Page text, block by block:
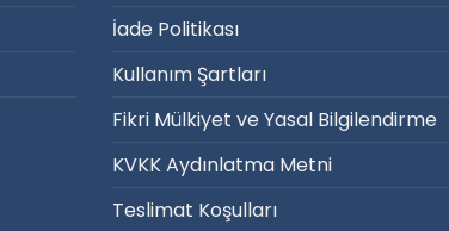
İade Politikası
Kullanım Şartları
Fikri Mülkiyet ve Yasal Bilgilendirme
KVKK Aydınlatma Metni
Teslimat Koşulları